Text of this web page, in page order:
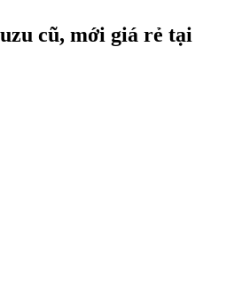
cũ, mới giá rẻ tại